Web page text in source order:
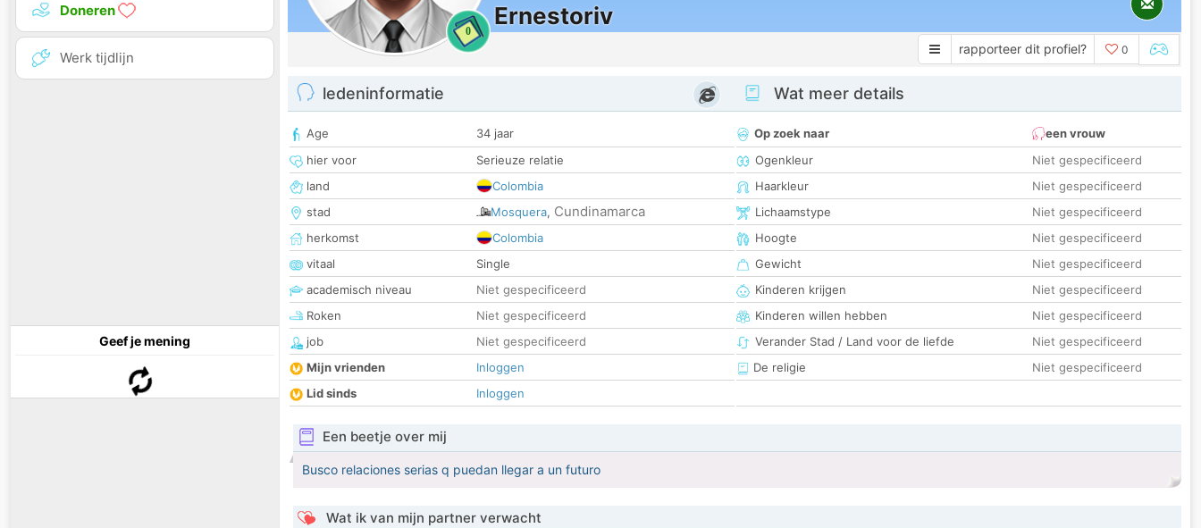
Doneren
Werk tijdlijn
Geef je mening
0
Ernestoriv
rapporteer dit profiel? 0
ledeninformatie
Age
34 jaar
hier voor
Serieuze relatie
land
Colombia
stad
Mosquera, Cundinamarca
herkomst
Colombia
vitaal
Single
academisch niveau
Niet gespecificeerd
Roken
Niet gespecificeerd
job
Niet gespecificeerd
Mijn vrienden
Inloggen
Lid sinds
Inloggen
Wat meer details
Op zoek naar
een vrouw
Ogenkleur
Niet gespecificeerd
Haarkleur
Niet gespecificeerd
Lichaamstype
Niet gespecificeerd
Hoogte
Niet gespecificeerd
Gewicht
Niet gespecificeerd
Kinderen krijgen
Niet gespecificeerd
Kinderen willen hebben
Niet gespecificeerd
Verander Stad / Land voor de liefde
Niet gespecificeerd
De religie
Niet gespecificeerd
Een beetje over mij
Busco relaciones serias q puedan llegar a un futuro
Wat ik van mijn partner verwacht